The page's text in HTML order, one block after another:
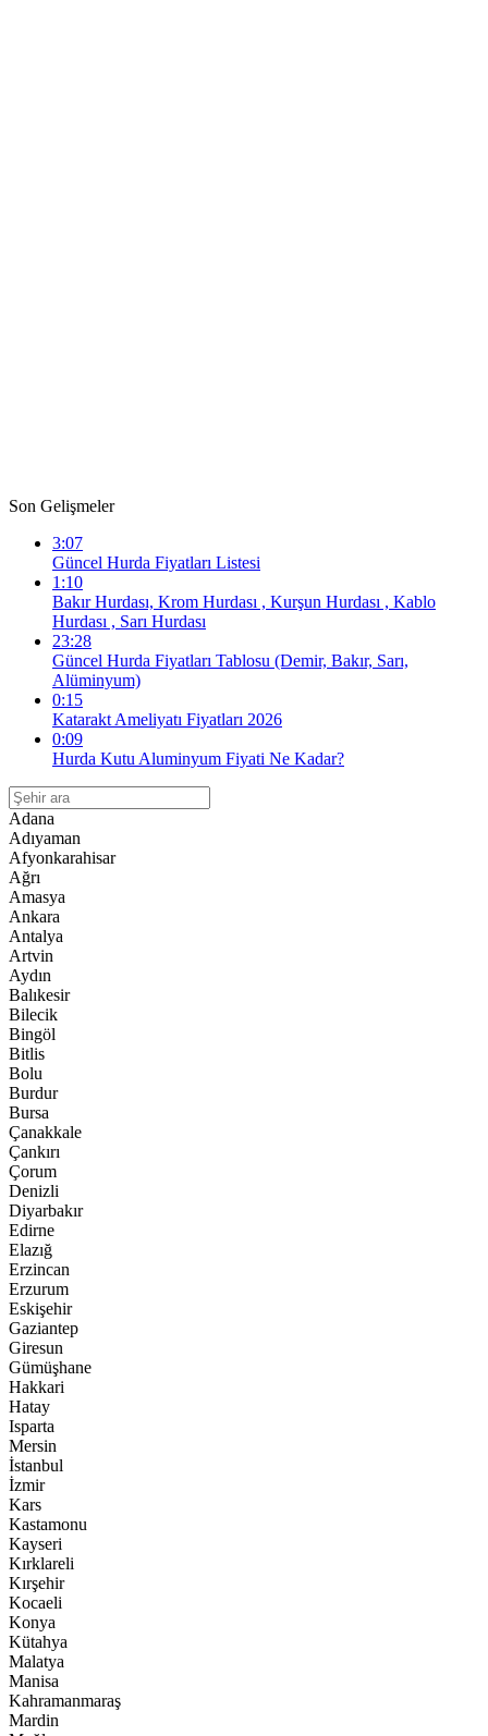
Son Gelişmeler
3:07
Güncel Hurda Fiyatları Listesi
1:10
Bakır Hurdası, Krom Hurdası , Kurşun Hurdası , Kablo
Hurdası , Sarı Hurdası
23:28
Güncel Hurda Fiyatları Tablosu (Demir, Bakır, Sarı,
Alüminyum)
0:15
Katarakt Ameliyatı Fiyatları 2026
0:09
Hurda Kutu Aluminyum Fiyati Ne Kadar?
Adana
Adıyaman
Afyonkarahisar
Ağrı
Amasya
Ankara
Antalya
Artvin
Aydın
Balıkesir
Bilecik
Bingöl
Bitlis
Bolu
Burdur
Bursa
Çanakkale
Çankırı
Çorum
Denizli
Diyarbakır
Edirne
Elazığ
Erzincan
Erzurum
Eskişehir
Gaziantep
Giresun
Gümüşhane
Hakkari
Hatay
Isparta
Mersin
İstanbul
İzmir
Kars
Kastamonu
Kayseri
Kırklareli
Kırşehir
Kocaeli
Konya
Kütahya
Malatya
Manisa
Kahramanmaraş
Mardin